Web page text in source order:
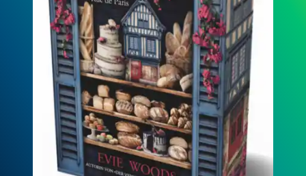
Die Geschichtensammlerin